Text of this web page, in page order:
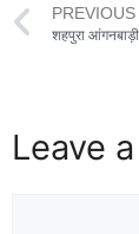
PREVIOUS
Leave